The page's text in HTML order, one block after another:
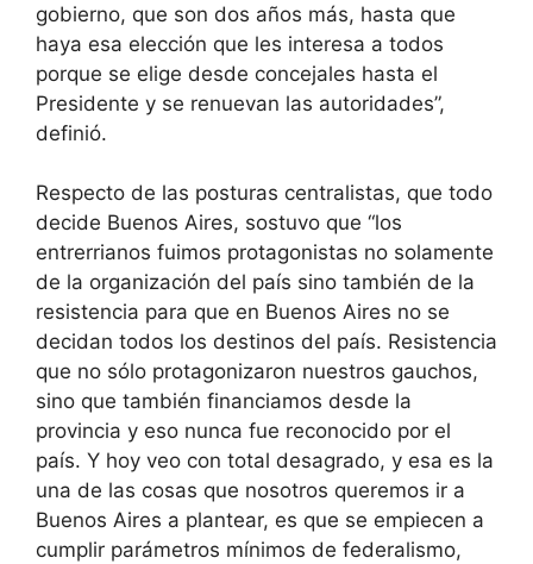
gobierno, que son dos años más, hasta que
haya esa elección que les interesa a todos
porque se elige desde concejales hasta el
Presidente y se renuevan las autoridades”,
definió.
Respecto de las posturas centralistas, que todo
decide Buenos Aires, sostuvo que “los
entrerrianos fuimos protagonistas no solamente
de la organización del país sino también de la
resistencia para que en Buenos Aires no se
decidan todos los destinos del país. Resistencia
que no sólo protagonizaron nuestros gauchos,
sino que también financiamos desde la
provincia y eso nunca fue reconocido por el
país. Y hoy veo con total desagrado, y esa es la
una de las cosas que nosotros queremos ir a
Buenos Aires a plantear, es que se empiecen a
cumplir parámetros mínimos de federalismo,